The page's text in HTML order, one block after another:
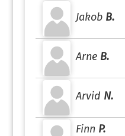
Jakob B.
Arne B.
Arvid N.
Finn P.